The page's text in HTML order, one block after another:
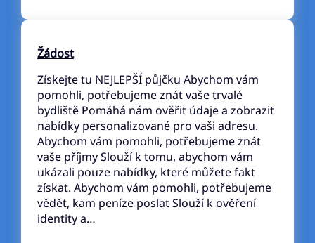
Žádost
Získejte tu NEJLEPŠÍ půjčku Abychom vám
pomohli, potřebujeme znát vaše trvalé
bydliště Pomáhá nám ověřit údaje a zobrazit
nabídky personalizované pro vaši adresu.
Abychom vám pomohli, potřebujeme znát
vaše příjmy Slouží k tomu, abychom vám
ukázali pouze nabídky, které můžete fakt
získat. Abychom vám pomohli, potřebujeme
vědět, kam peníze poslat Slouží k ověření
identity a…